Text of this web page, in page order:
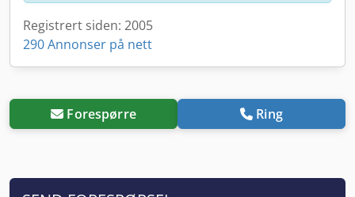
Registrert siden: 2005
290 Annonser på nett
Forespørre Ring